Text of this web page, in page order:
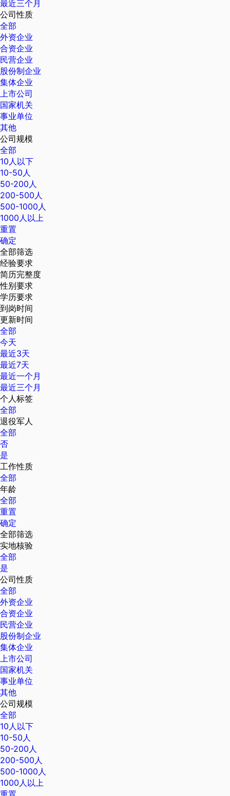
最近三个月
公司性质
全部
外资企业
合资企业
民营企业
股份制企业
集体企业
上市公司
国家机关
事业单位
其他
公司规模
全部
10人以下
10-50人
50-200人
200-500人
500-1000人
1000人以上
重置
确定
全部筛选
经验要求
简历完整度
性别要求
学历要求
到岗时间
更新时间
全部
今天
最近3天
最近7天
最近一个月
最近三个月
个人标签
全部
退役军人
全部
否
是
工作性质
全部
年龄
全部
重置
确定
全部筛选
实地核验
全部
是
公司性质
全部
外资企业
合资企业
民营企业
股份制企业
集体企业
上市公司
国家机关
事业单位
其他
公司规模
全部
10人以下
10-50人
50-200人
200-500人
500-1000人
1000人以上
重置